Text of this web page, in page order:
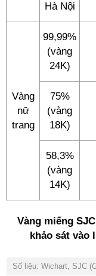
Hà Nội
Vàng
nữ
trang
99,99%
(vàng
24K)
75%
(vàng
18K)
58,3%
(vàng
14K)
Vàng miếng
khảo sát vào
Số liệu: Wichart, SJC (